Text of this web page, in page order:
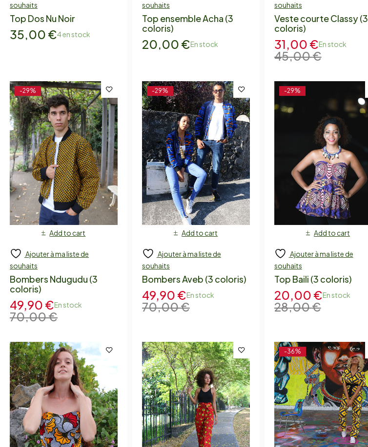
souhaits
Top Dos Nu Noir
35,00 €4 en stock
souhaits
Top ensemble Acha (3
coloris)
20,00 €En stock
souhaits
Veste courte Classy (3
coloris)
45,00€
31,00 €En stock
-29%
Add to cart
Ajouter à ma liste de
souhaits
Bombers Ndugudu (3
coloris)
70,00€
49,90 €En stock
-29%
Add to cart
Ajouter à ma liste de
souhaits
Bombers Aveb (3 coloris)
70,00€
49,90 €En stock
-29%
Add to cart
Ajouter à ma liste de
souhaits
Top Baili (3 coloris)
28,00€
20,00 €En stock
-36%